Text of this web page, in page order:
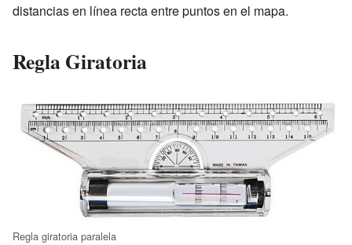
distancias en línea recta entre puntos en el mapa.
Regla Giratoria
Regla giratoria paralela